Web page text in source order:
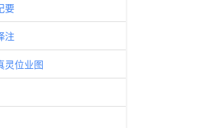
要
注
灵位业图